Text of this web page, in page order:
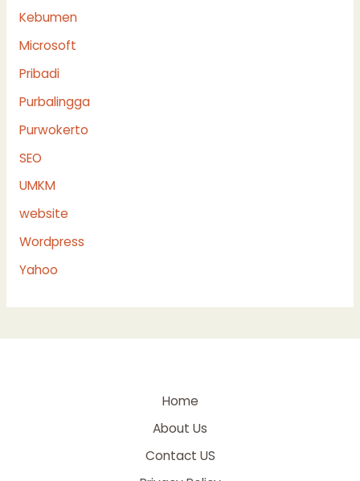
Kebumen
Microsoft
Pribadi
Purbalingga
Purwokerto
SEO
UMKM
website
Wordpress
Yahoo
Home
About Us
Contact US